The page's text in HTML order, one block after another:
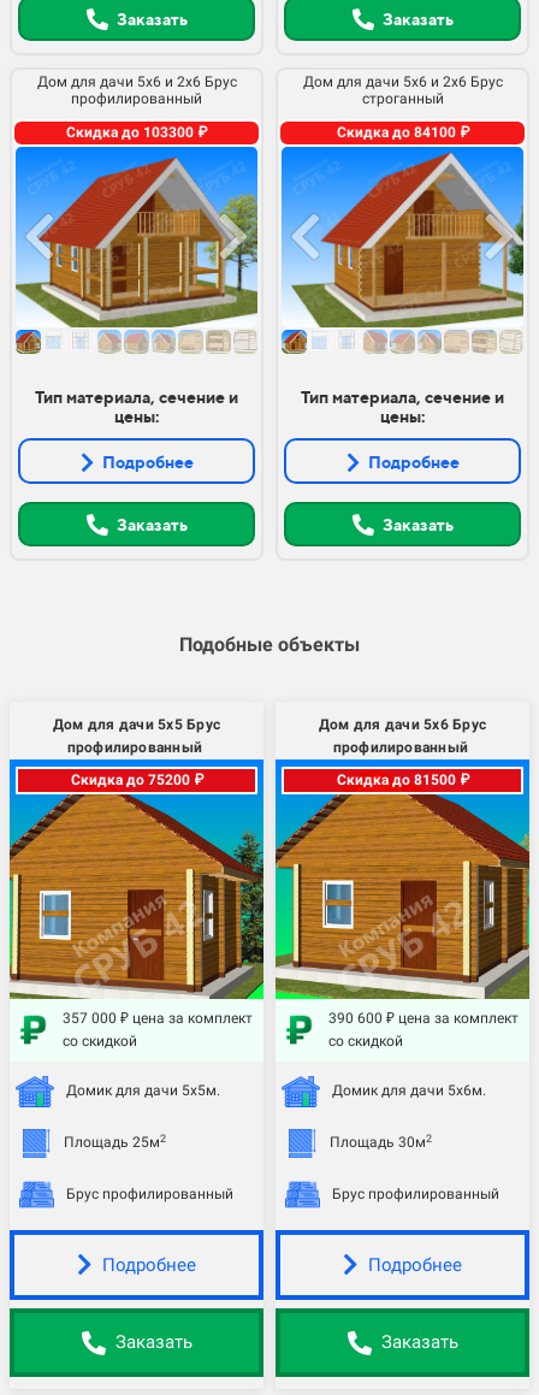
Заказать Заказать
Дом для дачи 5х6 и 2х6 Брус
профилированный
Скидка до 103300 ₽
Тип материала, сечение и
цены:
Подробнее
Заказать
Дом для дачи 5х6 и 2х6 Брус
строганный
Скидка до 84100 ₽
Тип материала, сечение и
цены:
Подробнее
Заказать
Подобные объекты
Дом для дачи 5х5 Брус
профилированный
Скидка до 75200 ₽
357 000 ₽ цена за комплект
со скидкой
Домик для дачи 5х5м.
Площадь 25м2
Брус профилированный
Подробнее
Заказать
Дом для дачи 5х6 Брус
профилированный
Скидка до 81500 ₽
390 600 ₽ цена за комплект
со скидкой
Домик для дачи 5х6м.
Площадь 30м2
Брус профилированный
Подробнее
Заказать